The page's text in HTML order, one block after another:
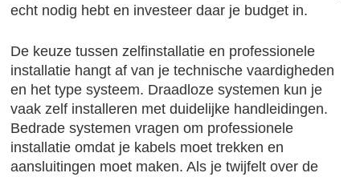
echt nodig hebt en investeer daar je budget in.
De keuze tussen zelfinstallatie en professionele
installatie hangt af van je technische vaardigheden
en het type systeem. Draadloze systemen kun je
vaak zelf installeren met duidelijke handleidingen.
Bedrade systemen vragen om professionele
installatie omdat je kabels moet trekken en
aansluitingen moet maken. Als je twijfelt over de